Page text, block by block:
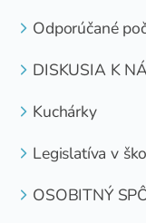
Odporúčané
DISKUSIA K
Kuchárky
Legislatíva v
OSOBITNÝ